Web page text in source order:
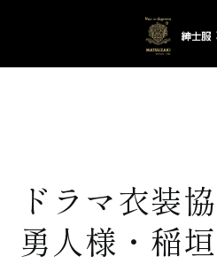
ドラマ衣装
勇人様・稲